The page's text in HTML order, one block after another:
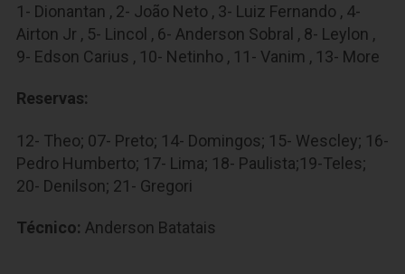
1- Dionantan , 2- João Neto , 3- Luiz Fernando , 4-
Airton Jr , 5- Lincol , 6- Anderson Sobral , 8- Leylon ,
9- Edson Carius , 10- Netinho , 11- Vanim , 13- More
Reservas:
12- Theo; 07- Preto; 14- Domingos; 15- Wescley; 16-
Pedro Humberto; 17- Lima; 18- Paulista;19-Teles;
20- Denilson; 21- Gregori
Técnico: Anderson Batatais